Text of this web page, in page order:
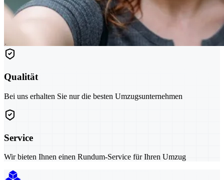
Qualität
Bei uns erhalten Sie nur die besten Umzugsunternehmen
Service
Wir bieten Ihnen einen Rundum-Service für Ihren Umzug